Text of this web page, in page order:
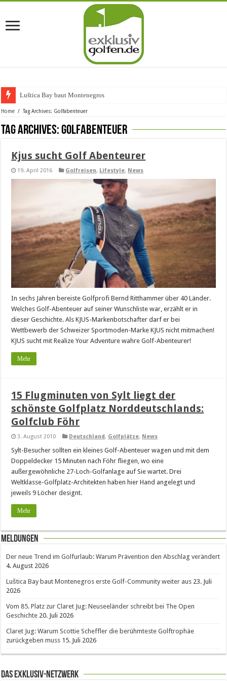
Luštica Bay baut Montenegros erste
Home / Tag Archives: Golfabenteuer
Tag Archives:Golfabenteuer
Kjus sucht Golf Abenteurer
19. April 2016 Golfreisen, Lifestyle, News
In sechs Jahren bereiste Golfprofi Bernd Ritthammer über 40 Länder.
Welches Golf-Abenteuer auf seiner Wunschliste war, erzählt er in
dieser Geschichte. Als KJUS-Markenbotschafter darf er bei
Wettbewerb der Schweizer Sportmoden-Marke KJUS nicht mitmachen!
KJUS sucht mit Realize Your Adventure wahre Golf-Abenteurer!
Mehr
15 Flugminuten von Sylt liegt der
schönste Golfplatz Norddeutschlands:
Golfclub Föhr
3. August 2010 Deutschland, Golfplätze, News
Sylt-Besucher sollten ein kleines Golf-Abenteuer wagen und mit dem
Doppeldecker 15 Minuten nach Föhr fliegen, wo eine
außergewöhnliche 27-Loch-Golfanlage auf Sie wartet. Drei
Weltklasse-Golfplatz-Architekten haben hier Hand angelegt und
jeweils 9 Löcher designt.
Mehr
Meldungen
Der neue Trend im Golfurlaub: Warum Prävention den Abschlag verändert
4. August 2026
Luštica Bay baut Montenegros erste Golf-Community weiter aus 23. Juli
2026
Vom 85. Platz zur Claret Jug: Neuseeländer schreibt bei The Open
Geschichte 20. Juli 2026
Claret Jug: Warum Scottie Scheffler die berühmteste Golftrophäe
zurückgeben muss 15. Juli 2026
Das Exklusiv-Netzwerk